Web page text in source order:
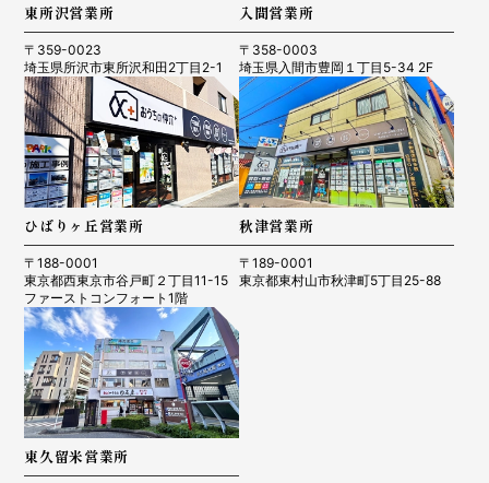
東所沢営業所
〒359-0023
埼玉県所沢市東所沢和田2丁目2-1
入間営業所
〒358-0003
埼玉県入間市豊岡１丁目5-34 2F
ひばりヶ丘営業所
〒188-0001
東京都西東京市谷戸町２丁目11-15
ファーストコンフォート1階
秋津営業所
〒189-0001
東京都東村山市秋津町5丁目25-88
東久留米営業所